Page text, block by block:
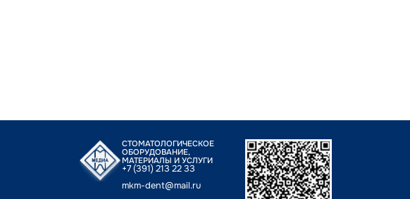
СТОМАТОЛОГИЧЕСКОЕ
ОБОРУДОВАНИЕ,
МАТЕРИАЛЫ И УСЛУГИ
+7 (391) 213 22 33
mkm-dent@mail.ru